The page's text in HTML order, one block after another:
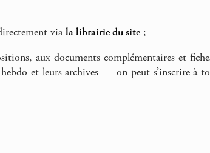
viala librairie du site ;
aux documents complémentaires et
et leurs archives — on peut s’inscrire à